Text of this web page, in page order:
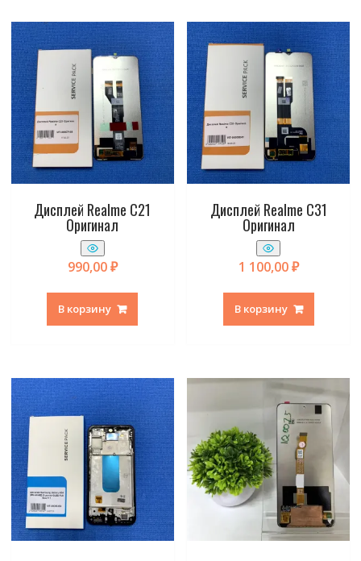
Дисплей Realme C21
Оригинал
990,00₽
В корзину
Дисплей Realme C31
Оригинал
1 100,00₽
В корзину